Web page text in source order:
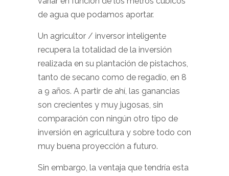
de agua que podamos aportar.
Un agricultor / inversor inteligente
recupera la totalidad de la inversión
realizada en su plantación de pistachos,
tanto de secano como de regadío, en 8
a 9 años. A partir de ahí, las ganancias
son crecientes y muy jugosas, sin
comparación con ningún otro tipo de
inversión en agricultura y sobre todo con
muy buena proyección a futuro.
Sin embargo, la ventaja que tendría esta